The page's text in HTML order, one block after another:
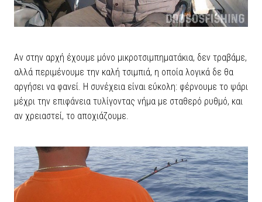
Αν στην αρχή έχουμε μόνο μικροτσιμπηματάκια, δεν τραβάμε,
αλλά περιμένουμε την καλή τσιμπιά, η οποία λογικά δε θα
αργήσει να φανεί. Η συνέχεια είναι εύκολη: φέρνουμε το ψάρι
μέχρι την επιφάνεια τυλίγοντας νήμα με σταθερό ρυθμό, και
αν χρειαστεί, το αποχιάζουμε.